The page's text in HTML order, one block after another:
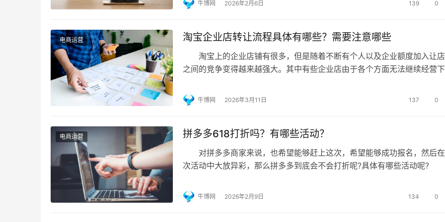
面的资金链断裂。而且这需要你有人脉找到供货商，去谈一个优惠的价格，
牛博网 2026年2月6日 139 0
电商运营 淘宝企业店转让流程具体有哪些？需要注意哪些
淘宝上的企业店铺有很多，但是随着不断有个人以及企业额度加入让
之间的竞争变得越来越强大。其中有些企业店由于各个方面无法继续经营下
些? 1.登录你的淘宝账号，进入卖家中心，左边侧栏【客户服务】最下面
个【店铺过户】，点击进入办理页面。 2.进入后，我们发现，办理可以
牛博网 2026年3月11日 137 0
电商运营 拼多多618打折吗？有哪些活动？
对拼多多商家来说，也希望能够赶上这次，希望能够成功报名，然后
次活动中大放异彩，那么拼多多到底会不会打折呢?具体有哪些活动呢?
红包、店铺减免券，这三种方法都可以在每次下单的时候为用户省钱。其中
台津贴和店铺减免券基本上是大多数店铺都会有的，红包则需要用户自己去
牛博网 2026年2月9日 134 0